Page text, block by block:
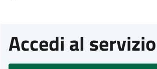
Accedi al servizio